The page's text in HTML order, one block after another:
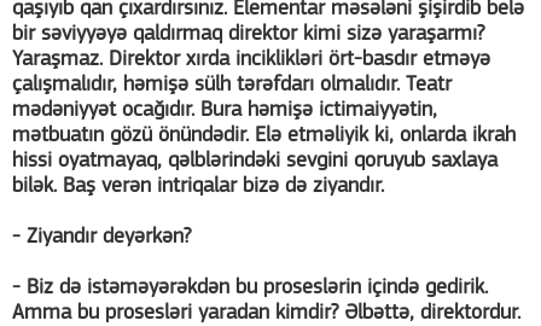
qaşıyıb qan çıxardırsınız. Elementar məsələni şişirdib belə
bir səviyyəyə qaldırmaq direktor kimi sizə yaraşarmı?
Yaraşmaz. Direktor xırda inciklikləri ört-basdır etməyə
çalışmalıdır, həmişə sülh tərəfdarı olmalıdır. Teatr
mədəniyyət ocağıdır. Bura həmişə ictimaiyyətin,
mətbuatın gözü önündədir. Elə etməliyik ki, onlarda ikrah
hissi oyatmayaq, qəlblərindəki sevgini qoruyub saxlaya
bilək. Baş verən intriqalar bizə də ziyandır.
- Ziyandır deyərkən?
- Biz də istəməyərəkdən bu proseslərin içində gedirik.
Amma bu prosesləri yaradan kimdir? Əlbəttə, direktordur.